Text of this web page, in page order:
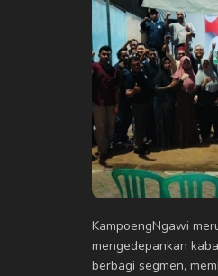
KampoengNgawi
mengedepankan
berbagi segmen,